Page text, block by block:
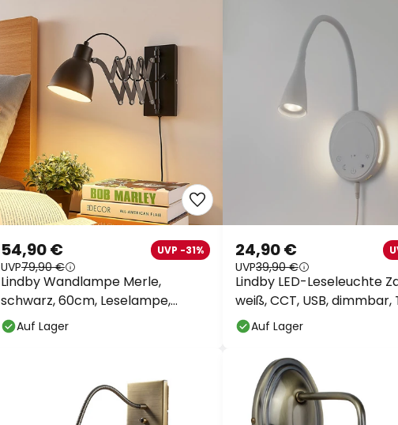
Lindby Wandlampe Merle,
schwarz, 60cm, Leselampe,
ausziehbar
54,90 € UVP -31%
UVP79,90 €
Auf Lager
Lindby LED-Leseleuchte
weiß, CCT, USB, dimmbar,
24,90 €
UVP39,90 €
Auf Lager